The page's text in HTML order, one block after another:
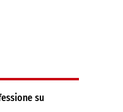
su